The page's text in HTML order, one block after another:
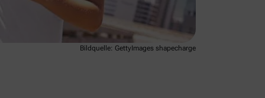
Bildquelle: GettyImages shapecharge